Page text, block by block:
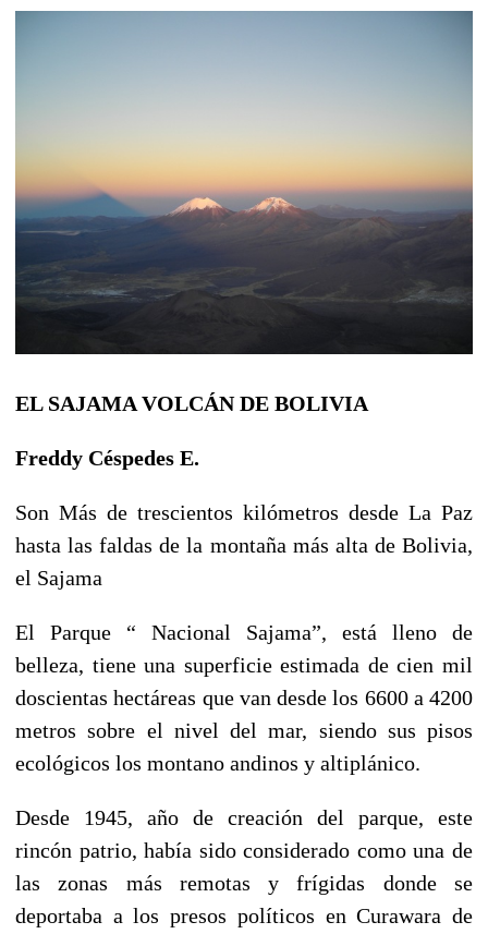
EL SAJAMA VOLCÁN DE BOLIVIA
Freddy Céspedes E.
Son Más de trescientos kilómetros desde La Paz
hasta las faldas de la montaña más alta de Bolivia,
el Sajama
El Parque “ Nacional Sajama”, está lleno de
belleza, tiene una superficie estimada de cien mil
doscientas hectáreas que van desde los 6600 a 4200
metros sobre el nivel del mar, siendo sus pisos
ecológicos los montano andinos y altiplánico.
Desde 1945, año de creación del parque, este
rincón patrio, había sido considerado como una de
las zonas más remotas y frígidas donde se
deportaba a los presos políticos en Curawara de